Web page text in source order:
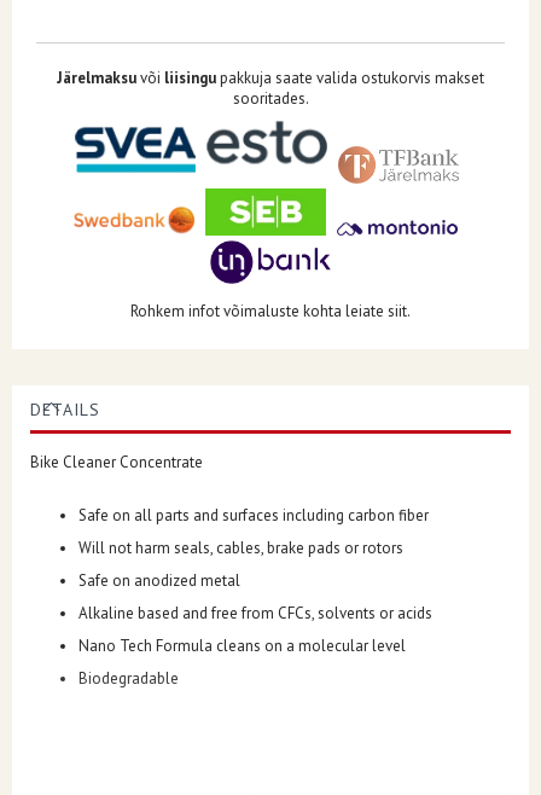
Järelmaksuvõi liisingupakkuja saate valida ostukorvis makset
sooritades.
Rohkem infot võimaluste kohta leiate siit.
DETAILS
Bike Cleaner Concentrate
Safe on all parts and surfaces including carbon fiber
Will not harm seals, cables, brake pads or rotors
Safe on anodized metal
Alkaline based and free from CFCs, solvents or acids
Nano Tech Formula cleans on a molecular level
Biodegradable